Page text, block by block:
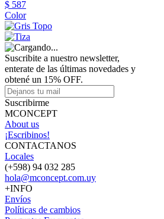
$ 587
Color
Suscribite a nuestro newsletter,
enterate de las últimas novedades y
obtené un 15% OFF.
Suscribirme
MCONCEPT
About us
¡Escribinos!
CONTACTANOS
Locales
(+598) 94 032 285
hola@mconcept.com.uy
+INFO
Envíos
Políticas de cambios